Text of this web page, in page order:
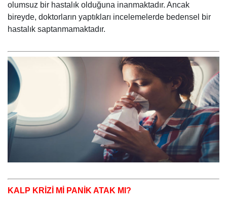
olumsuz bir hastalık olduğuna inanmaktadır. Ancak
bireyde, doktorların yaptıkları incelemelerde bedensel bir
hastalık saptanmamaktadır.
KALP KRİZİ Mİ PANİK ATAK MI?